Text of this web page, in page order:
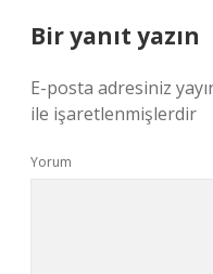
Bir yanıt yazın
E-posta adresiniz
ile işaretlenmişlerdir
Yorum